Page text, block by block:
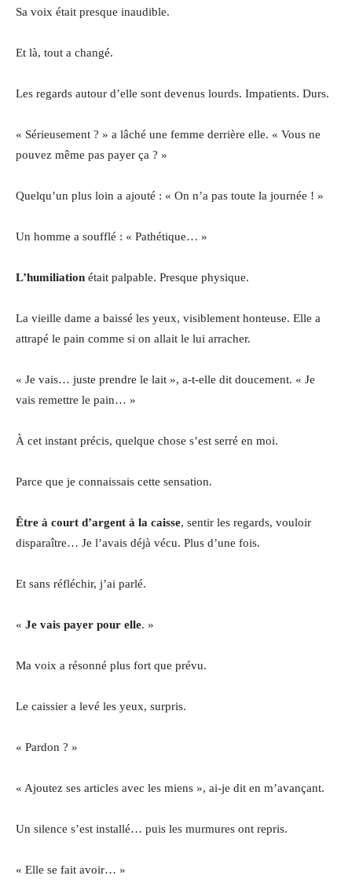
Sa voix était presque inaudible.
Et là, tout a changé.
Les regards autour d’elle sont devenus lourds. Impatients. Durs.
« Sérieusement ? » a lâché une femme derrière elle. « Vous ne
pouvez même pas payer ça ? »
Quelqu’un plus loin a ajouté : « On n’a pas toute la journée ! »
Un homme a soufflé : « Pathétique… »
L’humiliation était palpable. Presque physique.
La vieille dame a baissé les yeux, visiblement honteuse. Elle a
attrapé le pain comme si on allait le lui arracher.
« Je vais… juste prendre le lait », a-t-elle dit doucement. « Je
vais remettre le pain… »
À cet instant précis, quelque chose s’est serré en moi.
Parce que je connaissais cette sensation.
Être à court d’argent à la caisse, sentir les regards, vouloir
disparaître… Je l’avais déjà vécu. Plus d’une fois.
Et sans réfléchir, j’ai parlé.
« Je vais payer pour elle. »
Ma voix a résonné plus fort que prévu.
Le caissier a levé les yeux, surpris.
« Pardon ? »
« Ajoutez ses articles avec les miens », ai-je dit en m’avançant.
Un silence s’est installé… puis les murmures ont repris.
« Elle se fait avoir… »